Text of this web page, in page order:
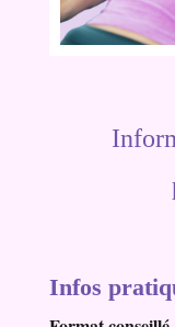
Infos